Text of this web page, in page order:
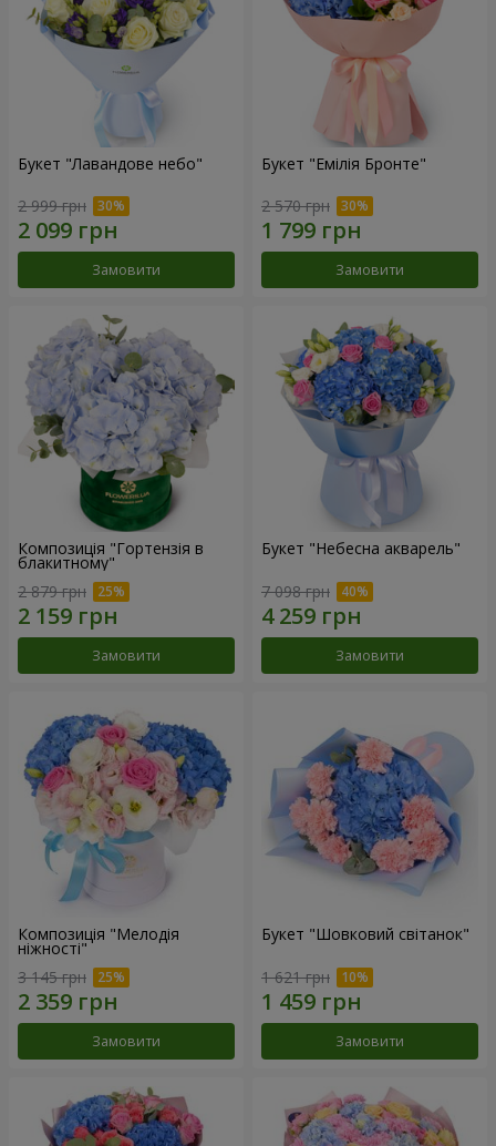
Букет "Лавандове небо"
2 999 грн
Замовити
Букет "Емілія Бронте"
2 570 грн
Замовити
Композиція "Гортензія в
блакитному"
2 879 грн
Замовити
Букет "Небесна акварель"
7 098 грн
Замовити
Композиція "Мелодія
ніжності"
3 145 грн
Замовити
Букет "Шовковий світанок"
1 621 грн
Замовити